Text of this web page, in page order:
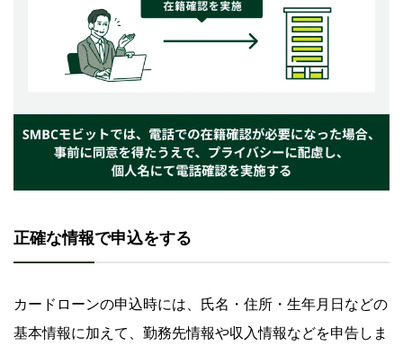
正確な情報で申込をする
カードローンの申込時には、氏名・住所・生年月日などの
基本情報に加えて、勤務先情報や収入情報などを申告しま